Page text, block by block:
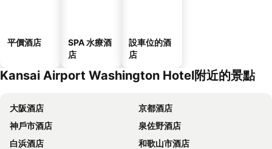
平價酒店
SPA 水療酒
店
設車位的酒
店
Kansai Airport Washington Hotel附近的景點
大阪酒店
京都酒店
神戶市酒店
泉佐野酒店
白浜酒店
和歌山市酒店